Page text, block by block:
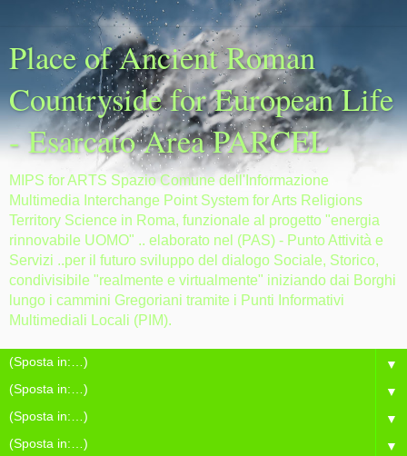
Place of Ancient Roman
Countryside for European Life
- Esarcato Area PARCEL
MIPS for ARTS Spazio Comune dell'Informazione
Multimedia Interchange Point System for Arts Religions
Territory Science in Roma, funzionale al progetto "energia
rinnovabile UOMO" .. elaborato nel (PAS) - Punto Attività e
Servizi ..per il futuro sviluppo del dialogo Sociale, Storico,
condivisibile "realmente e virtualmente" iniziando dai Borghi
lungo i cammini Gregoriani tramite i Punti Informativi
Multimediali Locali (PIM).
▼
▼
▼
▼